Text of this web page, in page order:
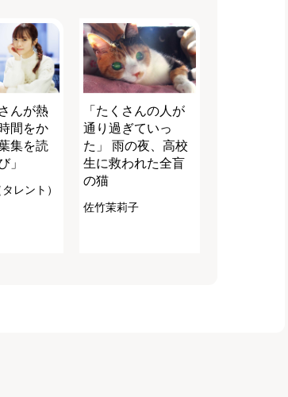
んが熱
間をか
集を読
」
レント）
「たくさんの人が
通り過ぎていっ
た」 雨の夜、高校
生に救われた全盲
の猫
佐竹茉莉子